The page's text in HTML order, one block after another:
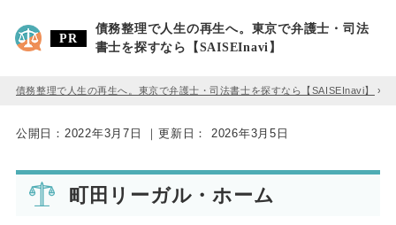
債務整理で人生の再生へ。東京で弁護士・司法
書士を探すなら【SAISEInavi】
債務整理で人生の再生へ。東京で弁護士・司法書士を探すなら【SAISEInavi】 »
公開日： 2022年3月7日 ｜更新日： 2026年3月5日
町田リーガル・ホーム